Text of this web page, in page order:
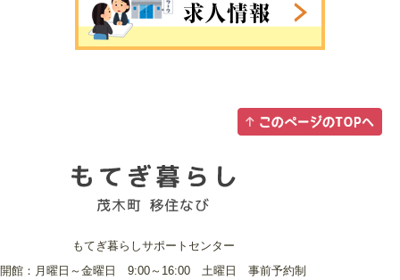
もてぎ暮らしサポートセンター
開館：月曜日～金曜日 9:00～16:00 土曜日 事前予約制